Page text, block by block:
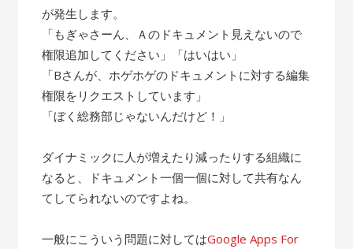
が発生します。
「もぎゃさーん、Ａのドキュメント見えないので
権限追加してください」「はいはい」
「Bさんが、ホゲホゲのドキュメントに対する編集
権限をリクエストしています」
「ぼく総務部じゃないんだけど！」
ダイナミックに人が増えたり減ったりする組織に
なると、ドキュメント一個一個に対して共有なん
てしてられないのですよね。
一般にこういう問題に対してはGoogle Apps For